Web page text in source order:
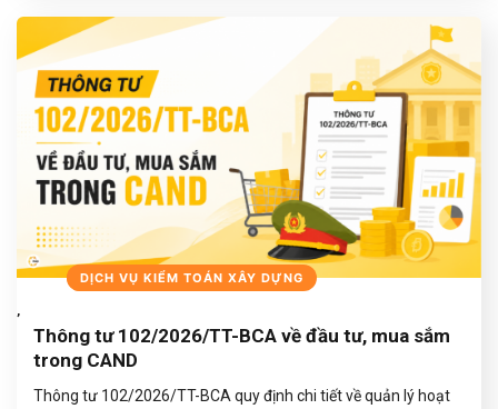
TIẾP TỤC ĐỌC
BLOGS
,
DỊCH VỤ KIỂM TOÁN XÂY DỰNG
Thông tư 102/2026/TT-BCA về đầu tư, mua sắm
trong CAND
Thông tư 102/2026/TT-BCA quy định chi tiết về quản lý hoạt